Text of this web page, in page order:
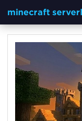
minecraft